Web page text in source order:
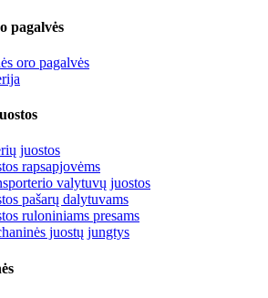
pagalvės
oro pagalvės
juostos
rapsapjovėms
valytuvų juostos
pašarų dalytuvams
ruloniniams presams
juostų jungtys